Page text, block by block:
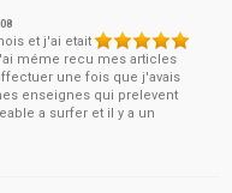
et j'ai etait
méme recu mes articles
une fois que j'avais
enseignes qui prelevent
a surfer et il y a un